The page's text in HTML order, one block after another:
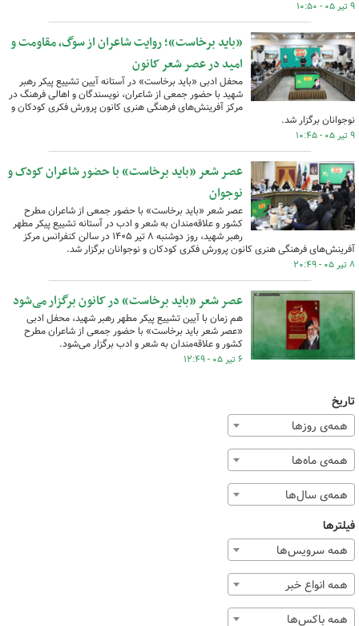
۹ تیر ۰۵ - ۱۰:۵۰
«باید برخاست»؛ روایت شاعران از سوگ، مقاومت و
امید در عصر شعر کانون
محفل ادبی «باید برخاست» در آستانه آیین تشییع پیکر رهبر
شهید با حضور جمعی از شاعران، نویسندگان و اهالی فرهنگ در
مرکز آفرینش‌های فرهنگی هنری کانون پرورش فکری کودکان و
نوجوانان برگزار شد.
۹ تیر ۰۵ - ۱۰:۴۵
عصر شعر «باید برخاست» با حضور شاعران کودک و
نوجوان
عصر شعر «باید برخاست» با حضور جمعی از شاعران مطرح
کشور و علاقه‌مندان به شعر و ادب در آستانه تشییع پیکر مطهر
رهبر شهید، روز دوشنبه ۸ تیر ۱۴۰۵ در سالن کنفرانس مرکز
آفرینش‌های فرهنگی هنری کانون پرورش فکری کودکان و نوجوانان برگزار شد.
۸ تیر ۰۵ - ۲۰:۴۹
عصر شعر «باید برخاست» در کانون برگزار می‌شود
هم زمان با آیین تشییع پیکر مطهر رهبر شهید، محفل ادبی
«عصر شعر باید برخاست» با حضور جمعی از شاعران مطرح
کشور و علاقه‌مندان به شعر و ادب برگزار می‌شود.
۶ تیر ۰۵ - ۱۲:۴۹
تاریخ
همه‌ی روزها
همه‌ی ماه‌ها
همه‌ی سال‌ها
فیلترها
همه سرویس‌ها
همه انواع خبر
همه باکس‌ها